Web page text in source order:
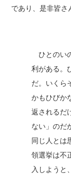
であり、是非皆さ
ひとのい
利がある。
だ。いくら
かもひびか
返されるだ
ない」のだ
同じ人とは
領選挙は不
入しようと